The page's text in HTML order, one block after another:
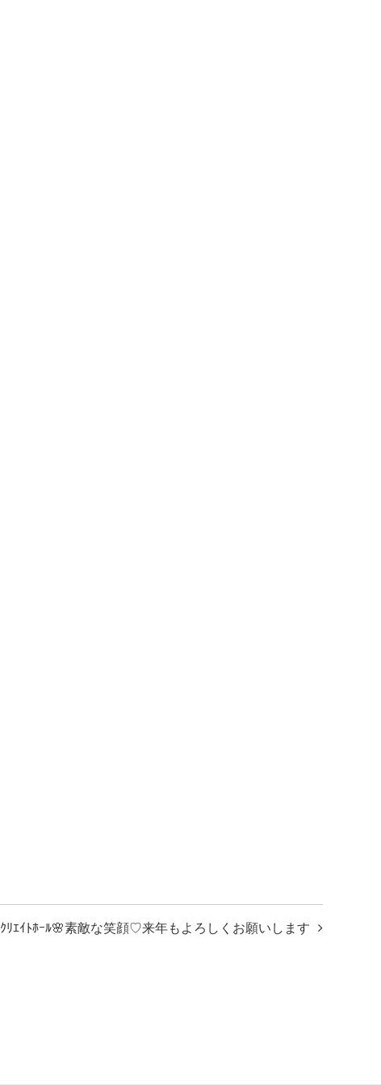
ｸﾘｴｲﾄﾎｰﾙ🌸素敵な笑顔♡来年もよろしくお願いします